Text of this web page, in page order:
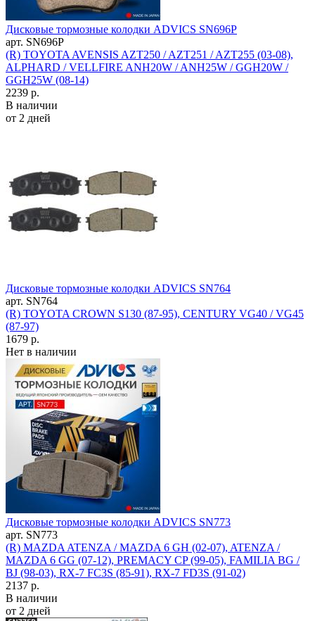
Дисковые тормозные колодки ADVICS SN696P
арт. SN696P
(R) TOYOTA AVENSIS AZT250 / AZT251 / AZT255 (03-08),
ALPHARD / VELLFIRE ANH20W / ANH25W / GGH20W /
GGH25W (08-14)
2239 р.
В наличии
от 2 дней
Дисковые тормозные колодки ADVICS SN764
арт. SN764
(R) TOYOTA CROWN S130 (87-95), CENTURY VG40 / VG45
(87-97)
1679 р.
Нет в наличии
Дисковые тормозные колодки ADVICS SN773
арт. SN773
(R) MAZDA ATENZA / MAZDA 6 GH (02-07), ATENZA /
MAZDA 6 GG (07-12), PREMACY CP (99-05), FAMILIA BG /
BJ (98-03), RX-7 FC3S (85-91), RX-7 FD3S (91-02)
2137 р.
В наличии
от 2 дней